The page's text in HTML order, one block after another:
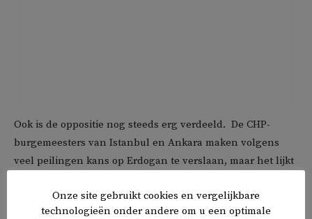
Ook is de oppositie nog steeds erg verdeeld. De CHP-
burgemeesters van Istanbul en Ankara maken volgens
veel peilingen kans op Erdogan te verslaan, maar het lijkt
Kilicdaroglu liever zelf de kar trekt.
Onze site gebruikt cookies en vergelijkbare
technologieën onder andere om u een optimale